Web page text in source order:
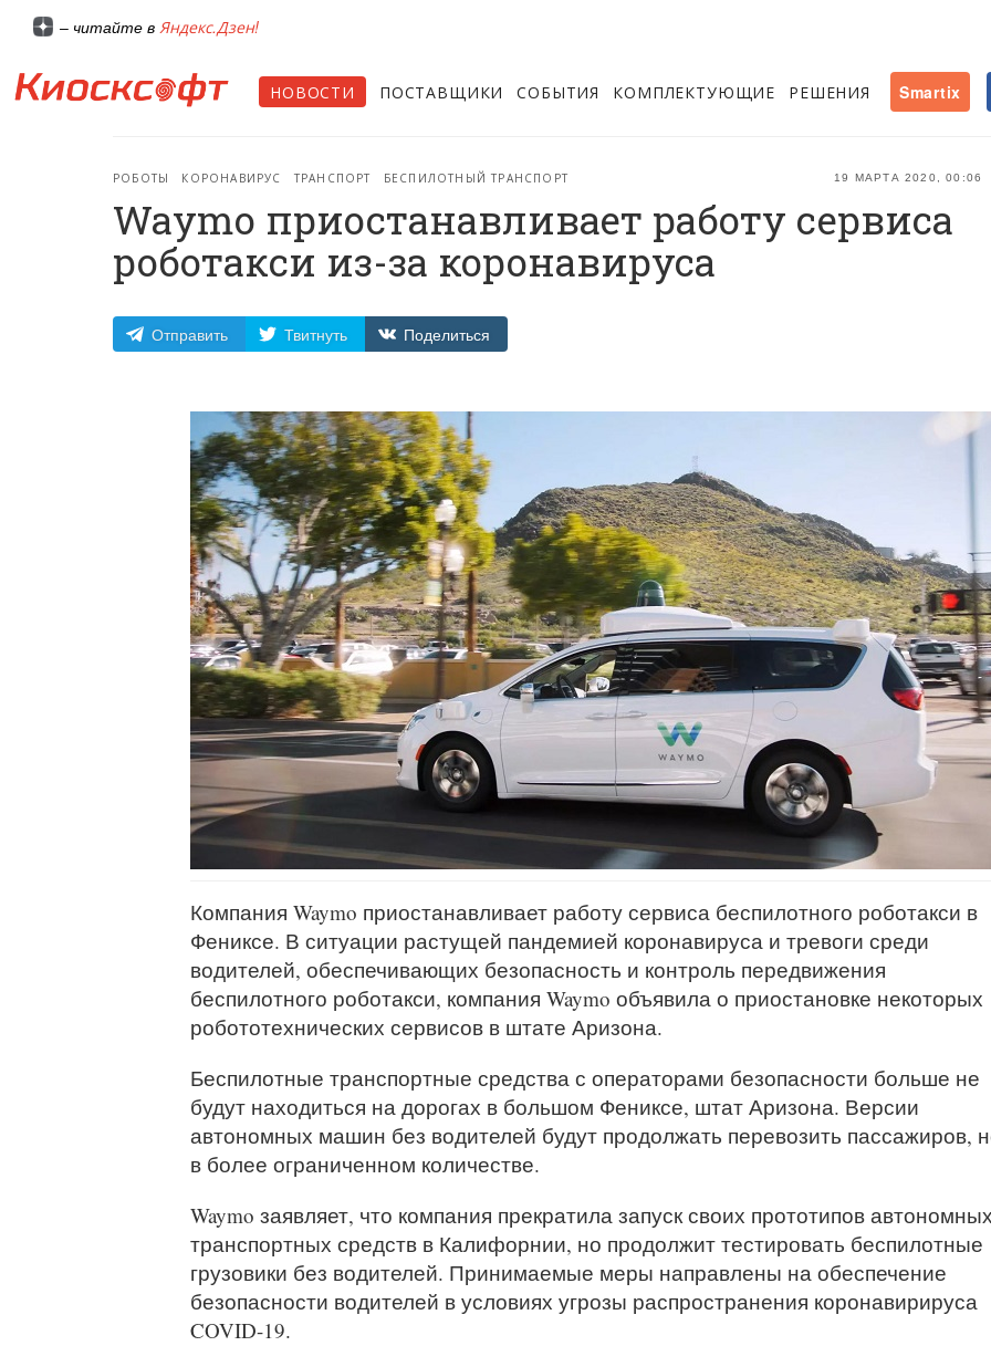
– читайте в Яндекс.Дзен!
НОВОСТИ ПОСТАВЩИКИ СОБЫТИЯ КОМПЛЕКТУЮЩИЕ РЕШЕНИЯ Smartix
19 МАРТА 2020, 00:06
РОБОТЫ КОРОНАВИРУС ТРАНСПОРТ БЕСПИЛОТНЫЙ ТРАНСПОРТ
Waymo приостанавливает работу сервиса
роботакси из-за коронавируса
Отправить Твитнуть Поделиться
Компания Waymo приостанавливает работу сервиса беспилотного роботакси в
Фениксе. В ситуации растущей пандемией коронавируса и тревоги среди
водителей, обеспечивающих безопасность и контроль передвижения
беспилотного роботакси, компания Waymo объявила о приостановке некоторых
робототехнических сервисов в штате Аризона.
Беспилотные транспортные средства с операторами безопасности больше не
будут находиться на дорогах в большом Фениксе, штат Аризона. Версии
автономных машин без водителей будут продолжать перевозить пассажиров,
в более ограниченном количестве.
Waymo заявляет, что компания прекратила запуск своих прототипов автономных
транспортных средств в Калифорнии, но продолжит тестировать беспилотные
грузовики без водителей. Принимаемые меры направлены на обеспечение
безопасности водителей в условиях угрозы распространения коронавирируса
COVID-19.